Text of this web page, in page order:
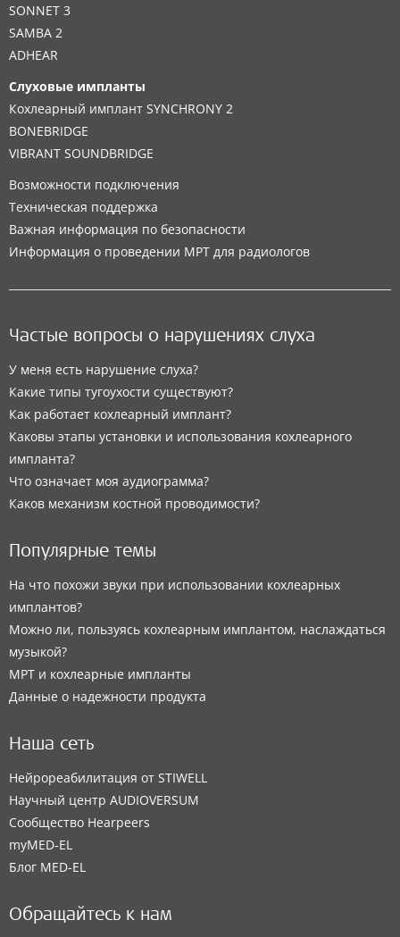
SONNET 3
SAMBA 2
ADHEAR
Слуховые импланты
Кохлеарный имплант SYNCHRONY 2
BONEBRIDGE
VIBRANT SOUNDBRIDGE
Возможности подключения
Техническая поддержка
Важная информация по безопасности
Информация о проведении МРТ для радиологов
Частые вопросы о нарушениях слуха
У меня есть нарушение слуха?
Какие типы тугоухости существуют?
Как работает кохлеарный имплант?
Каковы этапы установки и использования кохлеарного
импланта?
Что означает моя аудиограмма?
Каков механизм костной проводимости?
Популярные темы
На что похожи звуки при использовании кохлеарных
имплантов?
Можно ли, пользуясь кохлеарным имплантом, наслаждаться
музыкой?
МРТ и кохлеарные импланты
Данные о надежности продукта
Наша сеть
Нейрореабилитация от STIWELL
Научный центр AUDIOVERSUM
Сообщество Hearpeers
myMED‑EL
Блог MED-EL
Обращайтесь к нам